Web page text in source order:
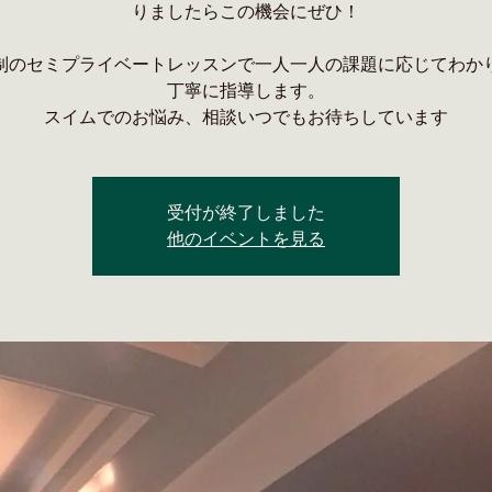
りましたらこの機会にぜひ！
のセミプライベートレッスンで一人一人の課題に応じてわか
丁寧に指導します。
スイムでのお悩み、相談いつでもお待ちしています
受付が終了しました
他のイベントを見る